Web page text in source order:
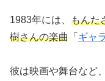
1983年には、 もんた
樹さんの楽曲 「 ギャ
彼は映画や舞台など